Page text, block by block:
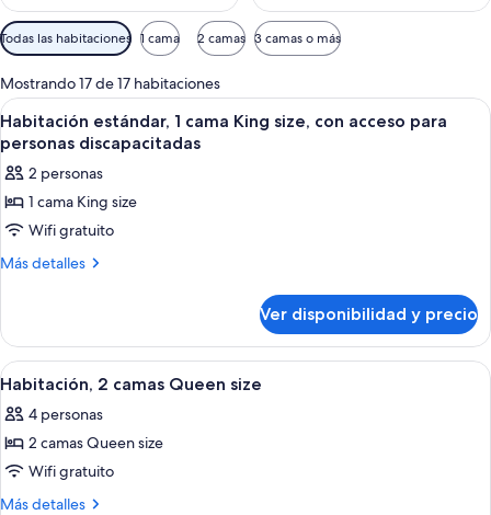
Filtros
disponibles
para
las
habitaciones
Todas las habitaciones 1 cama 2 camas 3 camas o más
Mostrando 17 de 17 habitaciones
Ver
todas
las
fotos
de
Habitación
estándar,
King
size,
con
acceso
para
personas
discapacitadas
Una habitación de hotel con cama,
3
Habitación estándar, 1 cama King size, con acceso para
personas discapacitadas
2 personas
1 cama King size
Wifi gratuito
Más detalles
Más
estándar,
cama
size,
con
para
personas
Ver disponibilidad y precio
Ver
todas
las
fotos
de
Habitación,
Habitación de hotel con dos camas,
2
Habitación, 2 camas Queen size
4 personas
2 camas Queen size
Wifi gratuito
Más detalles
Más